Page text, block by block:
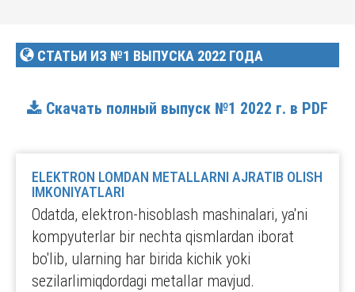
СТАТЬИ ИЗ №1 ВЫПУСКА 2022 ГОДА
Скачать полный выпуск №1 2022 г. в PDF
ELEKTRON LOMDAN METALLARNI AJRATIB OLISH
IMKONIYATLARI
Odatda, elektron-hisoblash mashinalari, ya'ni
kompyuterlar bir nechta qismlardan iborat
bo'lib, ularning har birida kichik yoki
sezilarlimiqdordagi metallar mavjud.